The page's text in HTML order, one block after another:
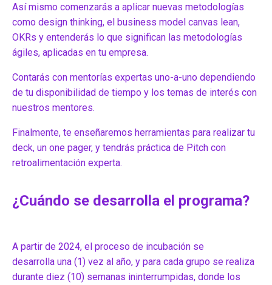
Así mismo comenzarás a aplicar nuevas metodologías
como design thinking, el business model canvas lean,
OKRs y entenderás lo que significan las metodologías
ágiles, aplicadas en tu empresa.
Contarás con mentorías expertas uno-a-uno dependiendo
de tu disponibilidad de tiempo y los temas de interés con
nuestros mentores.
Finalmente, te enseñaremos herramientas para realizar tu
deck, un one pager, y tendrás práctica de Pitch con
retroalimentación experta.
¿Cuándo se desarrolla el programa?
A partir de 2024, el proceso de incubación se
desarrolla una (1) vez al año, y para cada grupo se realiza
durante diez (10) semanas ininterrumpidas, donde los